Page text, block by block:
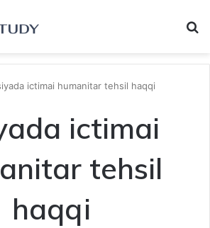
ictimai humanitar tehsil haqqi
ictimai
tehsil
haqqi